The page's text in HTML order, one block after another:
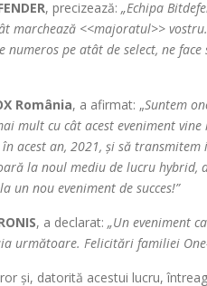
, precizează: „Echipa
marchează <<majoratul>>
pe atât de select, ne
România, a afirmat: „Suntem
mult cu cât acest eveniment
acest an, 2021, și să
la noul mediu de lucru hybrid,
un nou eveniment de succes!”
, a declarat: „Un eveniment
următoare. Felicitări familiei
și, datorită acestui lucru,